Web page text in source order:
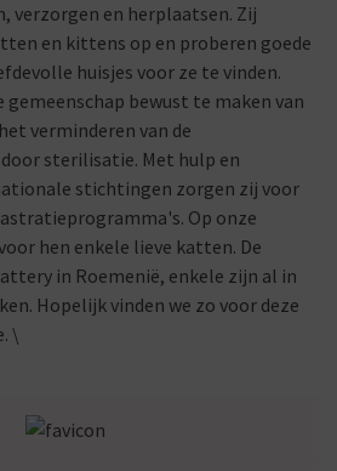
verzorgen en herplaatsen. Zij
en kittens op en proberen goede
huisjes voor ze te vinden.
gemeenschap bewust te maken van
verminderen van de
sterilisatie. Met hulp en
stichtingen zorgen zij voor
Op onze
hen enkele lieve katten. De
in Roemenië, enkele zijn al in
Hopelijk vinden we zo voor deze
\